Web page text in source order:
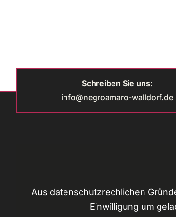
Schreiben Sie uns:
info@negroamaro-walldorf.de
Aus datenschutzrechlichen
Einwilligung um